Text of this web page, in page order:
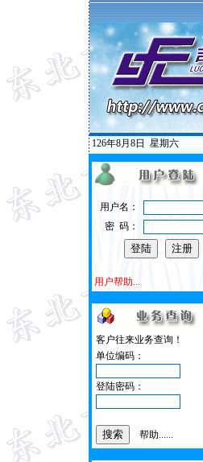
126年8月8日 星期六
用户名：
密 码：
用户帮助...
客户往来业务查询！
单位编码：
登陆密码：
帮助......